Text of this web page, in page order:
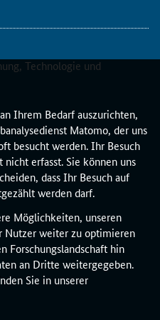
Ihrem Bedarf auszurichten,
Matomo, der uns
besucht werden. Ihr Besuch
erfasst. Sie können uns
dass Ihr Besuch auf
werden darf.
Möglichkeiten, unseren
weiter zu optimieren
Forschungslandschaft hin
an Dritte weitergegeben.
Sie in unserer
Technologie und